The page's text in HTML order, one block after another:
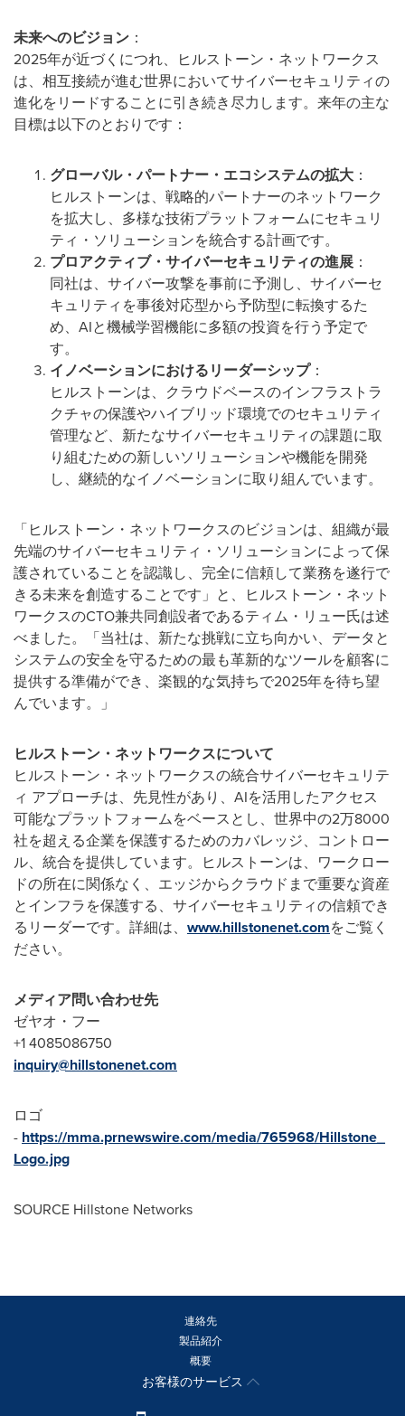
未来へのビジョン ：
2025年が近づくにつれ、ヒルストーン・ネットワークス
は、相互接続が進む世界においてサイバーセキュリティの
進化をリードすることに引き続き尽力します。来年の主な
目標は以下のとおりです：
グローバル・パートナー・エコシステムの拡大：
ヒルストーンは、戦略的パートナーのネットワーク
を拡大し、多様な技術プラットフォームにセキュリ
ティ・ソリューションを統合する計画です。
プロアクティブ・サイバーセキュリティの進展 ：
同社は、サイバー攻撃を事前に予測し、サイバーセ
キュリティを事後対応型から予防型に転換するた
め、AIと機械学習機能に多額の投資を行う予定で
す。
イノベーションにおけるリーダーシップ：
ヒルストーンは、クラウドベースのインフラストラ
クチャの保護やハイブリッド環境でのセキュリティ
管理など、新たなサイバーセキュリティの課題に取
り組むための新しいソリューションや機能を開発
し、継続的なイノベーションに取り組んでいます。
「ヒルストーン・ネットワークスのビジョンは、組織が最
先端のサイバーセキュリティ・ソリューションによって保
護されていることを認識し、完全に信頼して業務を遂行で
きる未来を創造することです」と、ヒルストーン・ネット
ワークスのCTO兼共同創設者であるティム・リュー氏は述
べました。「当社は、新たな挑戦に立ち向かい、データと
システムの安全を守るための最も革新的なツールを顧客に
提供する準備ができ、楽観的な気持ちで2025年を待ち望
んでいます。」
ヒルストーン・ネットワークスについて
ヒルストーン・ネットワークスの統合サイバーセキュリテ
ィ アプローチは、先見性があり、AIを活用したアクセス
可能なプラットフォームをベースとし、世界中の2万8000
社を超える企業を保護するためのカバレッジ、コントロー
ル、統合を提供しています。ヒルストーンは、ワークロー
ドの所在に関係なく、エッジからクラウドまで重要な資産
とインフラを保護する、サイバーセキュリティの信頼でき
るリーダーです。詳細は、 www.hillstonenet.comをご覧く
ださい。
メディア問い合わせ先
ゼヤオ・フー
+1 4085086750
inquiry@hillstonenet.com
ロゴ
- https://mma.prnewswire.com/media/765968/Hillstone_
Logo.jpg
SOURCE Hillstone Networks
連絡先
製品紹介
概要
お客様のサービス